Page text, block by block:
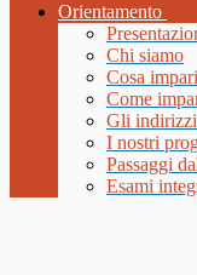
Orientamento
Chi siamo
Cosa
Come
Gli
I nostri
Passaggi
Esami